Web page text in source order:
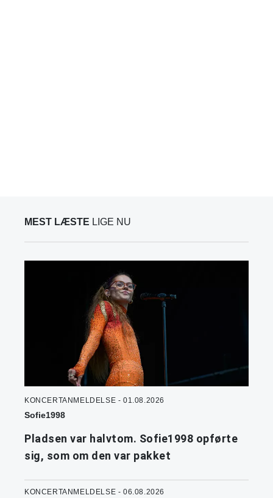
MEST LÆSTE LIGE NU
KONCERTANMELDELSE - 01.08.2026
Sofie1998
Pladsen var halvtom. Sofie1998 opførte
sig, som om den var pakket
KONCERTANMELDELSE - 06.08.2026